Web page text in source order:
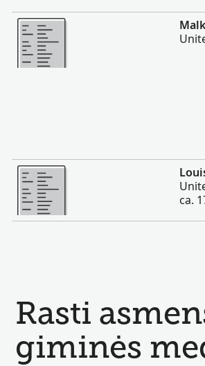
Daugiau
Daugiau
ca.
Rasti
giminės